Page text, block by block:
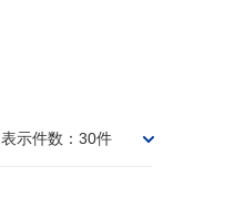
表示件数： 30件